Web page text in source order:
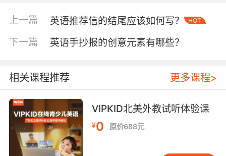
竹制骨架则是"bamboo frame"。VIPKID教师采
调"fold""cut""paste"等动词的精准用法。剑桥大
得的动词，其记忆保持度比单纯词汇背诵高出
65%。更值得关注的是工具使用的拓展教学：当
学员用英语描述"如何区分卡纸与普通纸张"时，
自然带出"thickness""durability"等形容词的运
用；讨论"胶水用量"时则延伸
出"adhesive""viscosity"等专业术语，实现语言
能力的螺旋上升。
上一篇 英语推荐信的结尾应该如何写？ HOT
下一篇 英语手抄报的创意元素有哪些？
相关课程推荐 更多课程>
VIPKID北美外教试听体验课
¥0 原价688元